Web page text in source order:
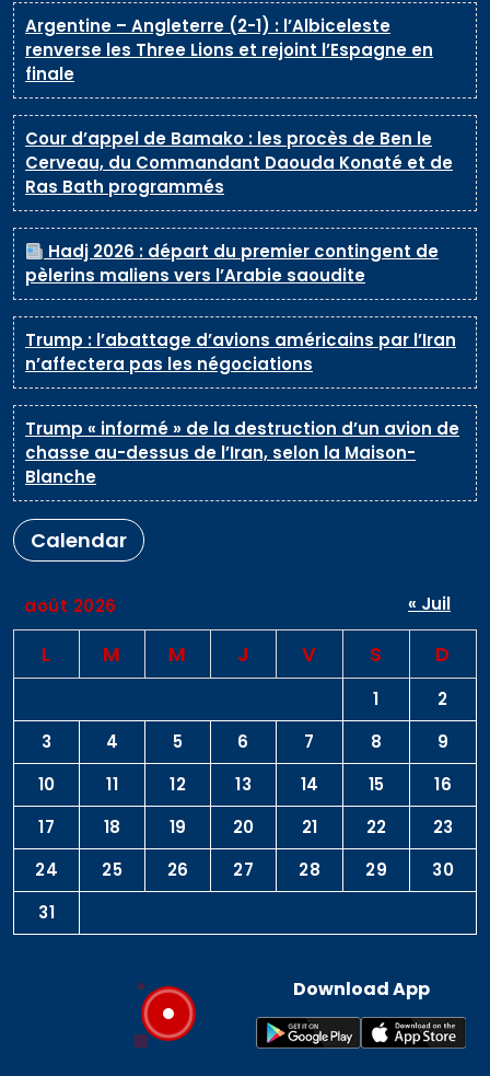
Argentine – Angleterre (2-1) : l’Albiceleste
renverse les Three Lions et rejoint l’Espagne en
finale
Cour d’appel de Bamako : les procès de Ben le
Cerveau, du Commandant Daouda Konaté et de
Ras Bath programmés
Hadj 2026 : départ du premier contingent de
pèlerins maliens vers l’Arabie saoudite
Trump : l’abattage d’avions américains par l’Iran
n’affectera pas les négociations
Trump « informé » de la destruction d’un avion de
chasse au-dessus de l’Iran, selon la Maison-
Blanche
Calendar
août 2026
L M M J V S D
1
2
3
4 5 6 7 8
9
10
11 12 13 14 15
16
17
18 19 20 21 22
23
24
25 26 27 28 29
30
31
« Juil
Download App